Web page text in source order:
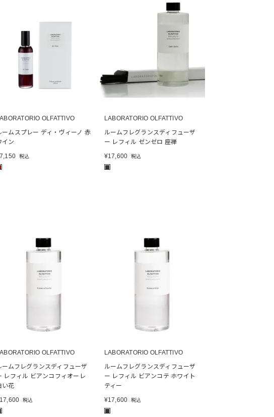
OLFATTIVO
ームスプレー ディ・ヴィーノ 赤
イン
7,150 税込
LABORATORIO OLFATTIVO
ルームフレグランスディフューザ
ー レフィル ゼンゼロ 座禅
¥17,600 税込
■
OLFATTIVO
ームフレグランスディフューザ
レフィル ビアンコフィオーレ
い花
17,600 税込
LABORATORIO OLFATTIVO
ルームフレグランスディフューザ
ー レフィル ビアンコテ ホワイト
ティー
¥17,600 税込
■